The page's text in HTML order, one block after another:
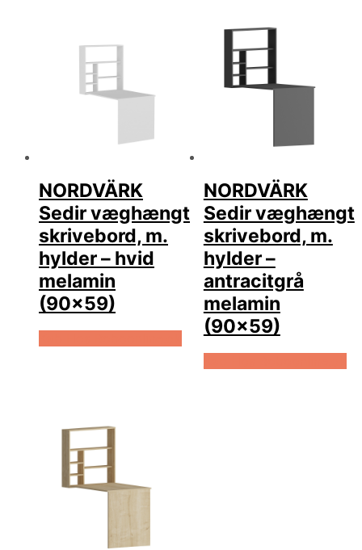
NORDVÄRK
Sedir væghængt
skrivebord, m.
hylder – hvid
melamin
(90×59)
NORDVÄRK
Sedir væghængt
skrivebord, m.
hylder –
antracitgrå
melamin
(90×59)